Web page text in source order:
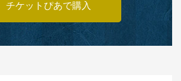
チケットぴあで購入